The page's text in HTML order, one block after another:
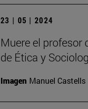
23 | 05 | 2024
Muere el profesor
de Ética y
Imagen Manuel Castells